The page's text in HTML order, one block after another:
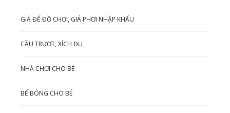
GIÁ ĐỂ ĐỒ CHƠI, GIÁ PHƠI NHẬP KHẨU
CẦU TRƯỢT, XÍCH ĐU
NHÀ CHƠI CHO BÉ
BỂ BÓNG CHO BÉ